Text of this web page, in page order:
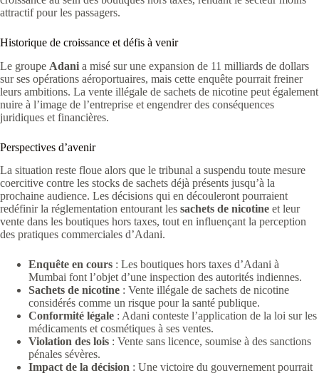
attractif pour les passagers.
Historique de croissance et défis à venir
Le groupe Adani a misé sur une expansion de 11 milliards de dollars
sur ses opérations aéroportuaires, mais cette enquête pourrait freiner
leurs ambitions. La vente illégale de sachets de nicotine peut également
nuire à l’image de l’entreprise et engendrer des conséquences
juridiques et financières.
Perspectives d’avenir
La situation reste floue alors que le tribunal a suspendu toute mesure
coercitive contre les stocks de sachets déjà présents jusqu’à la
prochaine audience. Les décisions qui en découleront pourraient
redéfinir la réglementation entourant les sachets de nicotine et leur
vente dans les boutiques hors taxes, tout en influençant la perception
des pratiques commerciales d’Adani.
Enquête en cours : Les boutiques hors taxes d’Adani à
Mumbai font l’objet d’une inspection des autorités indiennes.
Sachets de nicotine : Vente illégale de sachets de nicotine
considérés comme un risque pour la santé publique.
Conformité légale : Adani conteste l’application de la loi sur les
médicaments et cosmétiques à ses ventes.
Violation des lois : Vente sans licence, soumise à des sanctions
pénales sévères.
Impact de la décision : Une victoire du gouvernement pourrait